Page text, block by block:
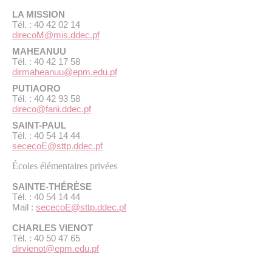
LA MISSION
Tél. : 40 42 02 14
direcoM@mis.ddec.pf
MAHEANUU
Tél. : 40 42 17 58
dirmaheanuu@epm.edu.pf
PUTIAORO
Tél. : 40 42 93 58
direco@farii.ddec.pf
SAINT-PAUL
Tél. : 40 54 14 44
sececoE@sttp.ddec.pf
Écoles élémentaires privées
SAINTE-THÉRÈSE
Tél. : 40 54 14 44
Mail : sececoE@sttp.ddec.pf
CHARLES VIENOT
Tél. : 40 50 47 65
dirvienot@epm.edu.pf